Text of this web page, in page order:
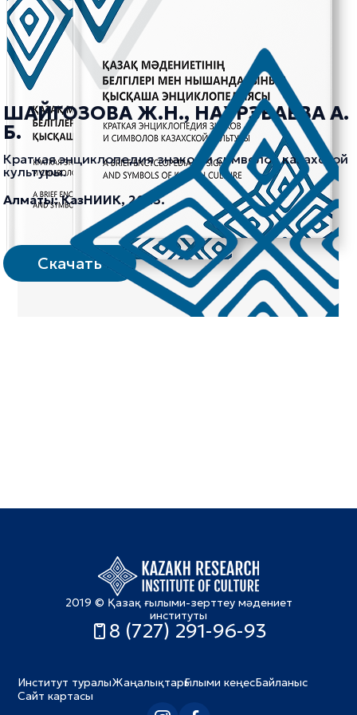
ШАЙГОЗОВА Ж.Н., НАУРЗБАЕВА А.
Б.
Краткая энциклопедия знаков и символов казахской
культуры.
Алматы: КазНИИК, 2023.
Скачать
2019 © Қазақ ғылыми-зерттеу мәдениет
институты
8 (727) 291-96-93
Институт туралыЖаңалықтарҒылыми кеңесБайланыс
Сайт картасы